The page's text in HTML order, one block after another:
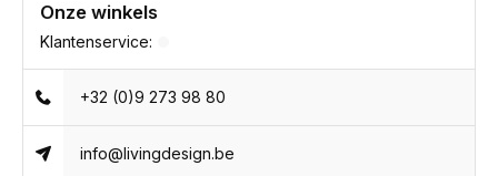
Onze winkels
Klantenservice:
+32 (0)9 273 98 80
info@livingdesign.be